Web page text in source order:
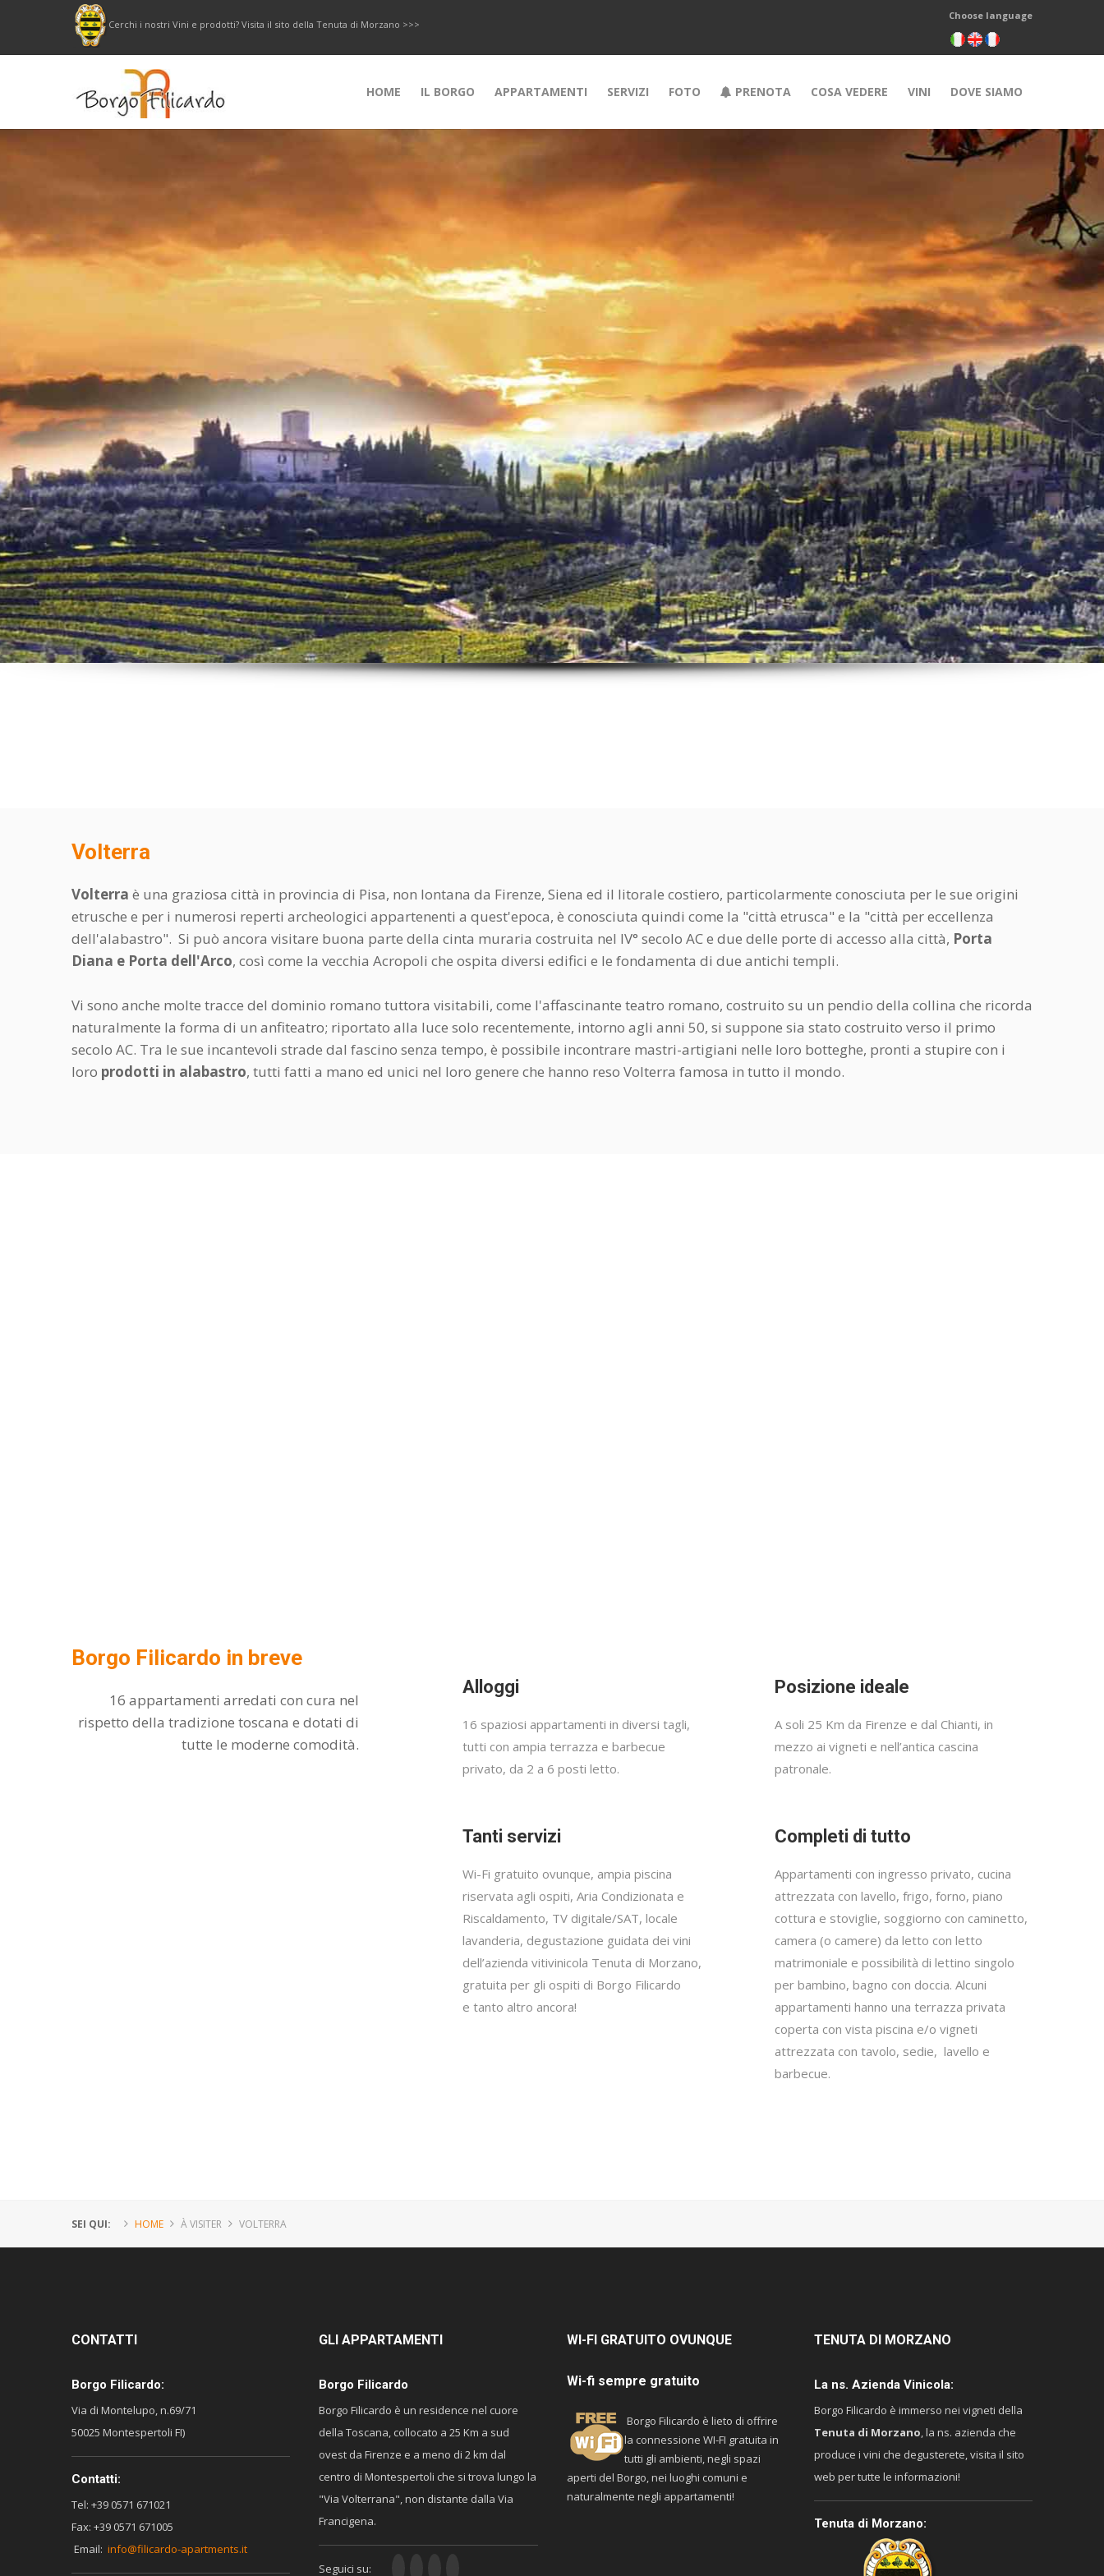
Cerchi i nostri Vini e prodotti? Visita il sito della Tenuta di Morzano >>>
Choose language
HOME IL BORGO APPARTAMENTI SERVIZI FOTO PRENOTA COSA VEDERE VINI DOVE SIAMO
Volterra
Volterra è una graziosa città in provincia di Pisa, non lontana da Firenze, Siena ed il litorale costiero, particolarmente conosciuta per le sue origini
etrusche e per i numerosi reperti archeologici appartenenti a quest'epoca, è conosciuta quindi come la "città etrusca" e la "città per eccellenza
dell'alabastro". Si può ancora visitare buona parte della cinta muraria costruita nel IV° secolo AC e due delle porte di accesso alla città, Porta
Diana e Porta dell'Arco, così come la vecchia Acropoli che ospita diversi edifici e le fondamenta di due antichi templi.
Vi sono anche molte tracce del dominio romano tuttora visitabili, come l'affascinante teatro romano, costruito su un pendio della collina che ricorda
naturalmente la forma di un anfiteatro; riportato alla luce solo recentemente, intorno agli anni 50, si suppone sia stato costruito verso il primo
secolo AC. Tra le sue incantevoli strade dal fascino senza tempo, è possibile incontrare mastri-artigiani nelle loro botteghe, pronti a stupire con i
loro prodotti in alabastro, tutti fatti a mano ed unici nel loro genere che hanno reso Volterra famosa in tutto il mondo.
Borgo Filicardo in breve
16 appartamenti arredati con cura nel
rispetto della tradizione toscana e dotati di
tutte le moderne comodità.
Alloggi
16 spaziosi appartamenti in diversi tagli,
tutti con ampia terrazza e barbecue
privato, da 2 a 6 posti letto.
Tanti servizi
Wi-Fi gratuito ovunque, ampia piscina
riservata agli ospiti, Aria Condizionata e
Riscaldamento, TV digitale/SAT, locale
lavanderia, degustazione guidata dei vini
dell’azienda vitivinicola Tenuta di Morzano,
gratuita per gli ospiti di Borgo Filicardo
e tanto altro ancora!
Posizione ideale
A soli 25 Km da Firenze e dal Chianti, in
mezzo ai vigneti e nell’antica cascina
patronale.
Completi di tutto
Appartamenti con ingresso privato, cucina
attrezzata con lavello, frigo, forno, piano
cottura e stoviglie, soggiorno con caminetto,
camera (o camere) da letto con letto
matrimoniale e possibilità di lettino singolo
per bambino, bagno con doccia. Alcuni
appartamenti hanno una terrazza privata
coperta con vista piscina e/o vigneti
attrezzata con tavolo, sedie, lavello e
barbecue.
SEI QUI: HOME À VISITER VOLTERRA
CONTATTI
Borgo Filicardo:
Via di Montelupo, n.69/71
50025 Montespertoli FI)
Contatti:
Tel: +39 0571 671021
Fax: +39 0571 671005
Email: info@filicardo-apartments.it
GLI APPARTAMENTI
Borgo Filicardo
Borgo Filicardo è un residence nel cuore
della Toscana, collocato a 25 Km a sud
ovest da Firenze e a meno di 2 km dal
centro di Montespertoli che si trova lungo la
"Via Volterrana", non distante dalla Via
Francigena.
Seguici su:
WI-FIGRATUITO OVUNQUE
Wi-fi sempre gratuito
Borgo Filicardo è lieto di offrire
la connessione WI-FI gratuita in
tutti gli ambienti, negli spazi
aperti del Borgo, nei luoghi comuni e
naturalmente negli appartamenti!
TENUTADI MORZANO
La ns. Azienda Vinicola:
Borgo Filicardo è immerso nei vigneti della
Tenuta di Morzano, la ns. azienda che
produce i vini che degusterete, visita il sito
web per tutte le informazioni!
Tenuta di Morzano: